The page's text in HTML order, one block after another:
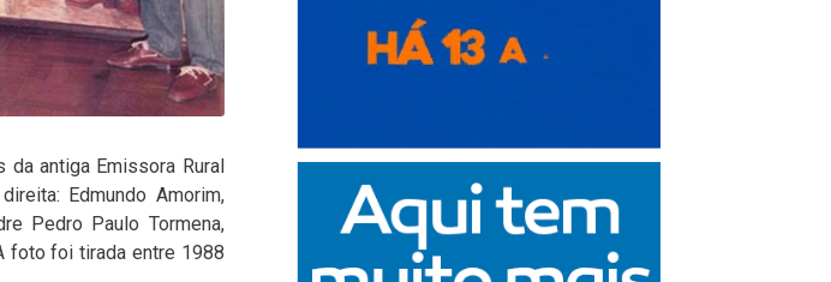
da antiga Emissora Rural
Edmundo Amorim,
Pedro Paulo Tormena,
foto foi tirada entre 1988